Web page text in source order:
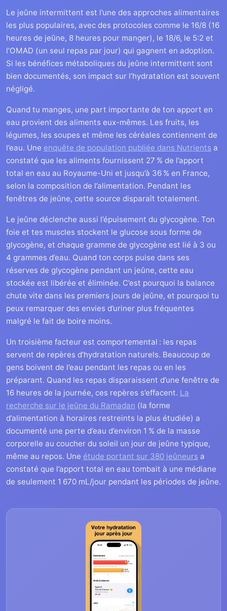
Le jeûne intermittent est l’une des approches alimentaires
les plus populaires, avec des protocoles comme le 16/8 (16
heures de jeûne, 8 heures pour manger), le 18/6, le 5:2 et
l’OMAD (un seul repas par jour) qui gagnent en adoption.
Si les bénéfices métaboliques du jeûne intermittent sont
bien documentés, son impact sur l’hydratation est souvent
négligé.
Quand tu manges, une part importante de ton apport en
eau provient des aliments eux-mêmes. Les fruits, les
légumes, les soupes et même les céréales contiennent de
l’eau. Une enquête de population publiée dans Nutrients a
constaté que les aliments fournissent 27 % de l’apport
total en eau au Royaume-Uni et jusqu’à 36 % en France,
selon la composition de l’alimentation. Pendant les
fenêtres de jeûne, cette source disparaît totalement.
Le jeûne déclenche aussi l’épuisement du glycogène. Ton
foie et tes muscles stockent le glucose sous forme de
glycogène, et chaque gramme de glycogène est lié à 3 ou
4 grammes d’eau. Quand ton corps puise dans ses
réserves de glycogène pendant un jeûne, cette eau
stockée est libérée et éliminée. C’est pourquoi la balance
chute vite dans les premiers jours de jeûne, et pourquoi tu
peux remarquer des envies d’uriner plus fréquentes
malgré le fait de boire moins.
Un troisième facteur est comportemental : les repas
servent de repères d’hydratation naturels. Beaucoup de
gens boivent de l’eau pendant les repas ou en les
préparant. Quand les repas disparaissent d’une fenêtre de
16 heures de la journée, ces repères s’effacent. La
recherche sur le jeûne du Ramadan (la forme
d’alimentation à horaires restreints la plus étudiée) a
documenté une perte d’eau d’environ 1 % de la masse
corporelle au coucher du soleil un jour de jeûne typique,
même au repos. Une étude portant sur 380 jeûneurs a
constaté que l’apport total en eau tombait à une médiane
de seulement 1 670 mL/jour pendant les périodes de jeûne.